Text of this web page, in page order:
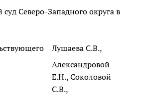
Северо-Западного округа в
Лущаева С.В.,
Александровой
Е.Н., Соколовой
С.В.,